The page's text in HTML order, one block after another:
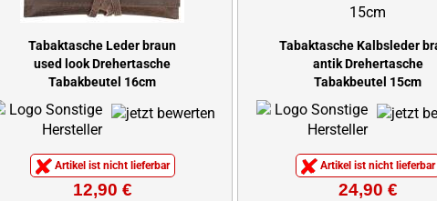
Tabaktasche Leder braun
used look Drehertasche
Tabakbeutel 16cm
Artikel ist nicht lieferbar
12,90 €
Tabaktasche Kalbsleder
antik Drehertasche
Tabakbeutel 15cm
Artikel ist nicht lieferbar
24,90 €